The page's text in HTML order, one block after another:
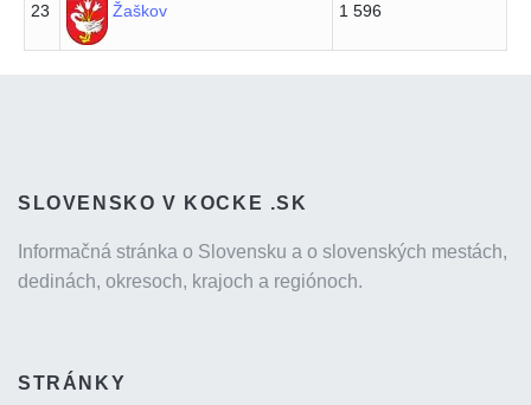
23 Žaškov 1 596
SLOVENSKO V KOCKE .SK
Informačná stránka o Slovensku a o slovenských mestách,
dedinách, okresoch, krajoch a regiónoch.
STRÁNKY